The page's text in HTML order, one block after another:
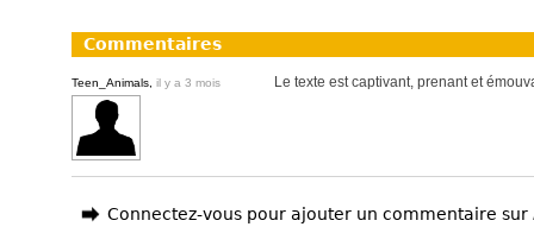
Commentaires
Teen_Animals, il y a 3 mois Le texte est captivant, prenant et
Connectez-vous pour ajouter un commentaire sur